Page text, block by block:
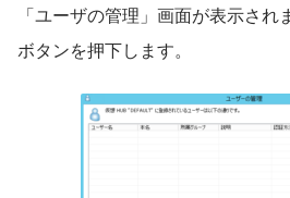
「ユーザの管理」画面が表示され
ボタンを押下します。